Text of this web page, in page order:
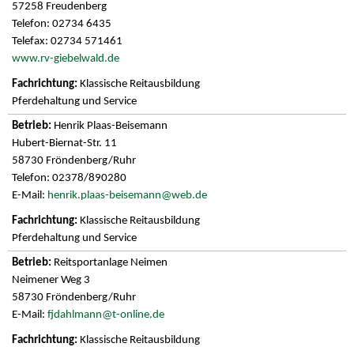
57258 Freudenberg
Telefon: 02734 6435
Telefax: 02734 571461
www.rv-giebelwald.de
Klassische Reitausbildung
Pferdehaltung und Service
Henrik Plaas-Beisemann
Hubert-Biernat-Str. 11
58730 Fröndenberg/Ruhr
Telefon: 02378/890280
E-Mail: henrik.plaas-beisemann@web.de
Klassische Reitausbildung
Pferdehaltung und Service
Reitsportanlage Neimen
Neimener Weg 3
58730 Fröndenberg/Ruhr
E-Mail: fjdahlmann@t-online.de
Klassische Reitausbildung